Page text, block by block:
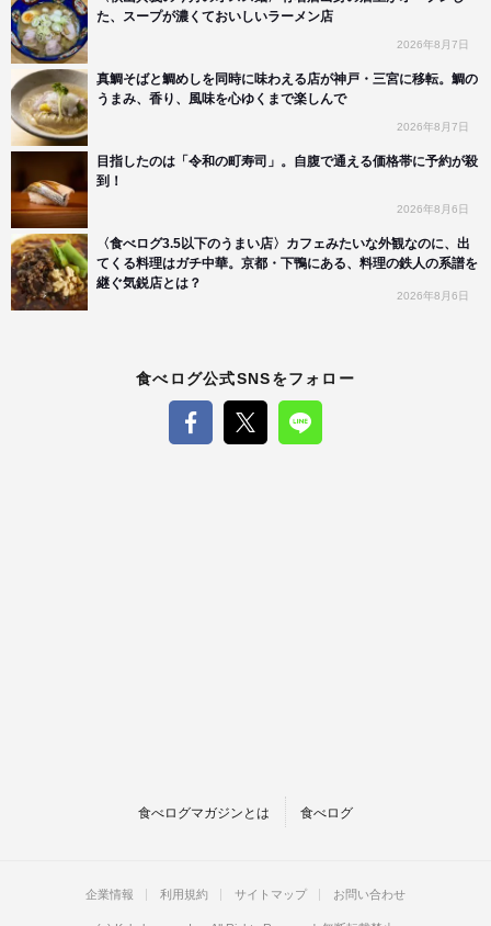
た、スープが濃くておいしいラーメン店
2026年8月7日
真鯛そばと鯛めしを同時に味わえる店が神戸・三宮に移転。鯛の
うまみ、香り、風味を心ゆくまで楽しんで
2026年8月7日
目指したのは「令和の町寿司」。自腹で通える価格帯に予約が殺
到！
2026年8月6日
〈食べログ3.5以下のうまい店〉カフェみたいな外観なのに、出
てくる料理はガチ中華。京都・下鴨にある、料理の鉄人の系譜を
継ぐ気鋭店とは？
2026年8月6日
食べログ公式SNSをフォロー
食べログマガジンとは 食べログ
企業情報 利用規約 サイトマップ お問い合わせ